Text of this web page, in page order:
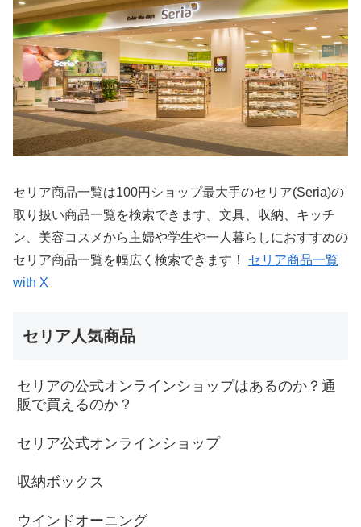
セリア商品一覧は100円ショップ最大手のセリア(Seria)の
取り扱い商品一覧を検索できます。文具、収納、キッチ
ン、美容コスメから主婦や学生や一人暮らしにおすすめの
セリア商品一覧を幅広く検索できます！ セリア商品一覧
with X
セリア人気商品
セリアの公式オンラインショップはあるのか？通
販で買えるのか？
セリア公式オンラインショップ
収納ボックス
ウインドオーニング